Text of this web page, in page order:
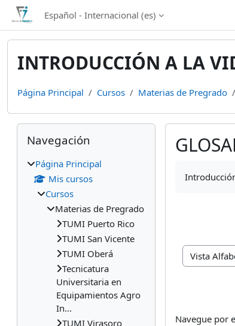
Salta al contenido principal
Español - Internacional ‎(es)‎
INTRODUCCIÓN A LA
Página Principal Cursos Materias de Pregrado
Navegue
Navegue por
Bloques
Salta Navegación
Navegación
Página Principal
Mis cursos
Cursos
Materias de Pregrado
TUMI Puerto Rico
TUMI San Vicente
TUMI Oberá
Tecnicatura
Universitaria en
Equipamientos Agro
In...
TUMI Virasoro